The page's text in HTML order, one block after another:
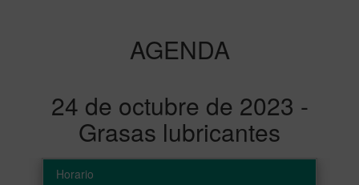
AGENDA
24 de octubre de 2023 -
Grasas lubricantes
Horario